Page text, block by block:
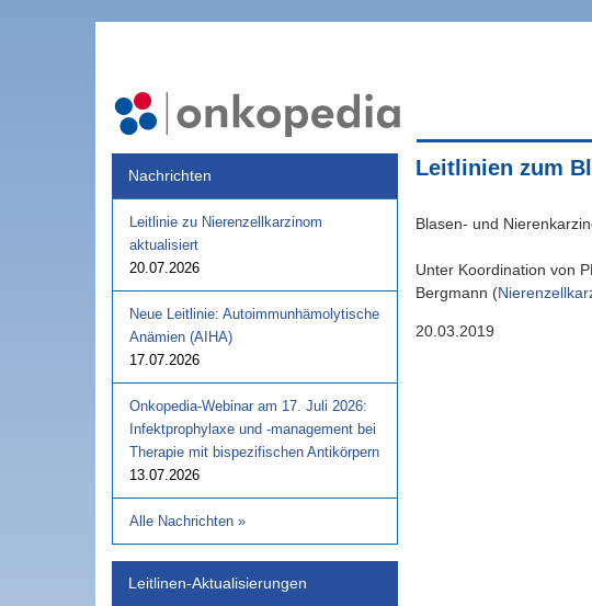
Nachrichten
Leitlinie zu Nierenzellkarzinom
aktualisiert
20.07.2026
Neue Leitlinie: Autoimmunhämolytische
Anämien (AIHA)
17.07.2026
Onkopedia-Webinar am 17. Juli 2026:
Infektprophylaxe und -management bei
Therapie mit bispezifischen Antikörpern
13.07.2026
Alle Nachrichten »
Leitlinen-Aktualisierungen
Leitlinien zum
Blasen- und
Unter Koordination von
Bergmann (
20.03.2019